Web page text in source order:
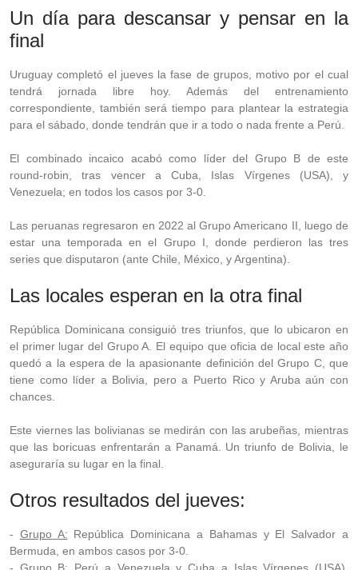
Un día para descansar y pensar en la
final
Uruguay completó el jueves la fase de grupos, motivo por el cual
tendrá jornada libre hoy. Además del entrenamiento
correspondiente, también será tiempo para plantear la estrategia
para el sábado, donde tendrán que ir a todo o nada frente a Perú.
El combinado incaico acabó como líder del Grupo B de este
round-robin, tras vencer a Cuba, Islas Vírgenes (USA), y
Venezuela; en todos los casos por 3-0.
Las peruanas regresaron en 2022 al Grupo Americano II, luego de
estar una temporada en el Grupo I, donde perdieron las tres
series que disputaron (ante Chile, México, y Argentina).
Las locales esperan en la otra final
República Dominicana consiguió tres triunfos, que lo ubicaron en
el primer lugar del Grupo A. El equipo que oficia de local este año
quedó a la espera de la apasionante definición del Grupo C, que
tiene como líder a Bolivia, pero a Puerto Rico y Aruba aún con
chances.
Este viernes las bolivianas se medirán con las arubeñas, mientras
que las boricuas enfrentarán a Panamá. Un triunfo de Bolivia, le
aseguraría su lugar en la final.
Otros resultados del jueves:
- Grupo A: República Dominicana a Bahamas y El Salvador a
Bermuda, en ambos casos por 3-0.